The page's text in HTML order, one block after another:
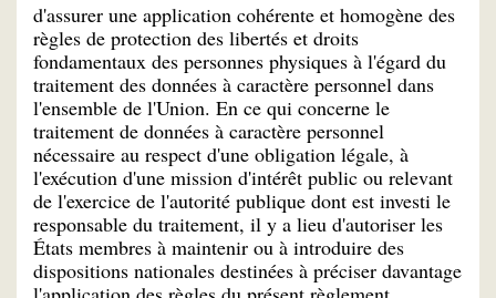
d'assurer une application cohérente et homogène des
règles de protection des libertés et droits
fondamentaux des personnes physiques à l'égard du
traitement des données à caractère personnel dans
l'ensemble de l'Union. En ce qui concerne le
traitement de données à caractère personnel
nécessaire au respect d'une obligation légale, à
l'exécution d'une mission d'intérêt public ou relevant
de l'exercice de l'autorité publique dont est investi le
responsable du traitement, il y a lieu d'autoriser les
États membres à maintenir ou à introduire des
dispositions nationales destinées à préciser davantage